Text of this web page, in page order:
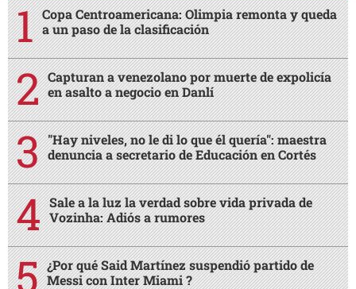
Copa Centroamericana: Olimpia remonta y queda
a un paso de la clasificación
Capturan a venezolano por muerte de expolicía
en asalto a negocio en Danlí
"Hay niveles, no le di lo que él quería": maestra
denuncia a secretario de Educación en Cortés
Sale a la luz la verdad sobre vida privada de
Vozinha: Adiós a rumores
¿Por qué Said Martínez suspendió partido de
Messi con Inter Miami ?